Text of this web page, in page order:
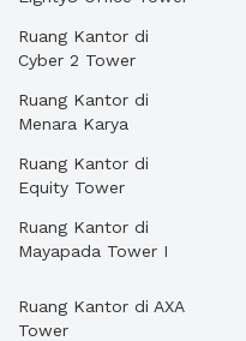
Ruang Kantor di
Cyber 2 Tower
Ruang Kantor di
Menara Karya
Ruang Kantor di
Equity Tower
Ruang Kantor di
Mayapada Tower I
Ruang Kantor di AXA
Tower